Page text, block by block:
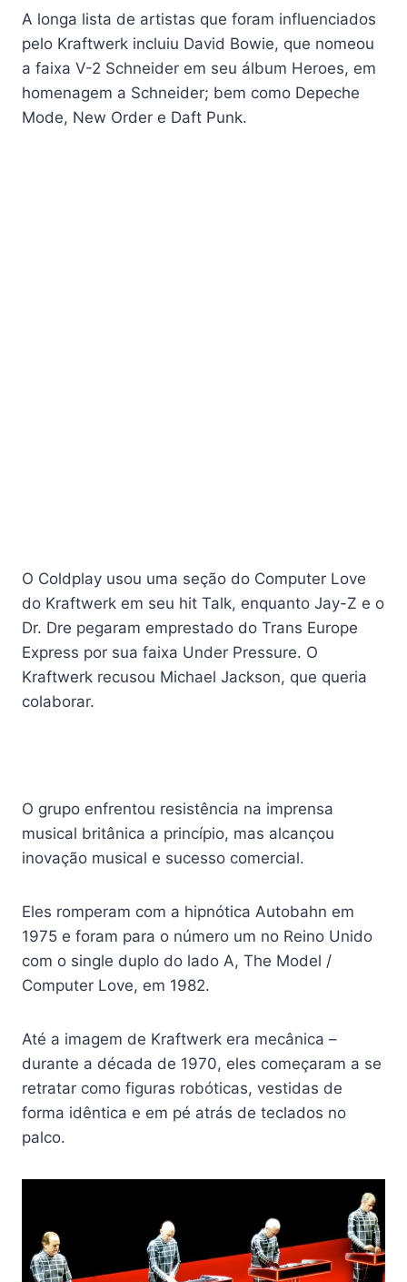
A longa lista de artistas que foram influenciados
pelo Kraftwerk incluiu David Bowie, que nomeou
a faixa V-2 Schneider em seu álbum Heroes, em
homenagem a Schneider; bem como Depeche
Mode, New Order e Daft Punk.
O Coldplay usou uma seção do Computer Love
do Kraftwerk em seu hit Talk, enquanto Jay-Z e o
Dr. Dre pegaram emprestado do Trans Europe
Express por sua faixa Under Pressure. O
Kraftwerk recusou Michael Jackson, que queria
colaborar.
O grupo enfrentou resistência na imprensa
musical britânica a princípio, mas alcançou
inovação musical e sucesso comercial.
Eles romperam com a hipnótica Autobahn em
1975 e foram para o número um no Reino Unido
com o single duplo do lado A, The Model /
Computer Love, em 1982.
Até a imagem de Kraftwerk era mecânica –
durante a década de 1970, eles começaram a se
retratar como figuras robóticas, vestidas de
forma idêntica e em pé atrás de teclados no
palco.